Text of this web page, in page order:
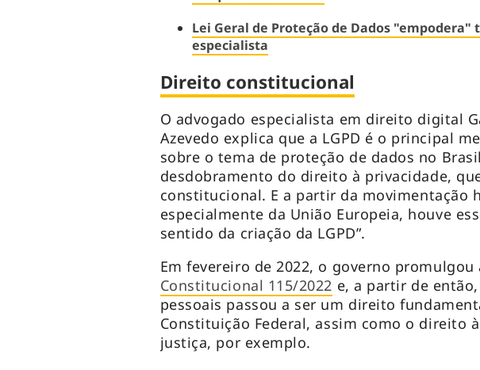
Lei Geral de Proteção de Dados
especialista
Direito constitucional
O advogado especialista em direito digital
Azevedo explica que a LGPD é o principal
sobre o tema de proteção de dados no
desdobramento do direito à privacidade,
constitucional. E a partir da movimentação
especialmente da União Europeia, houve
sentido da criação da LGPD”.
Em fevereiro de 2022, o governo promulgou
Constitucional 115/2022 e, a partir de
pessoais passou a ser um direito
Constituição Federal, assim como o direito
justiça, por exemplo.